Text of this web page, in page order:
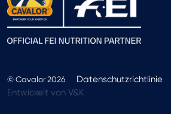
© Cavalor 2026
Datenschutzrichtlinie
Entwickelt von V&K